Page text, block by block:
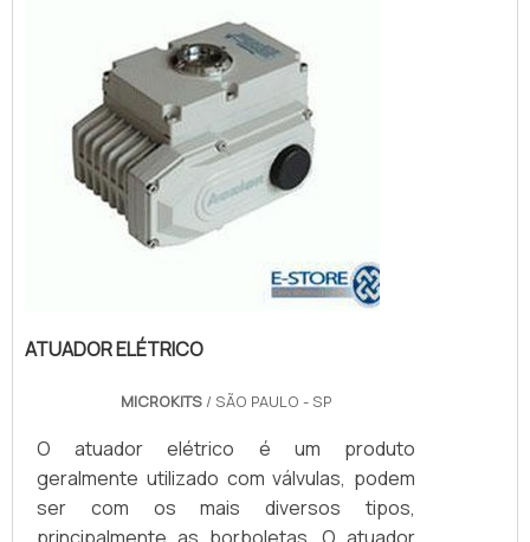
ATUADOR ELÉTRICO
MICROKITS / SÃO PAULO - SP
O atuador elétrico é um produto
geralmente utilizado com válvulas, podem
ser com os mais diversos tipos,
principalmente as borboletas. O atuador